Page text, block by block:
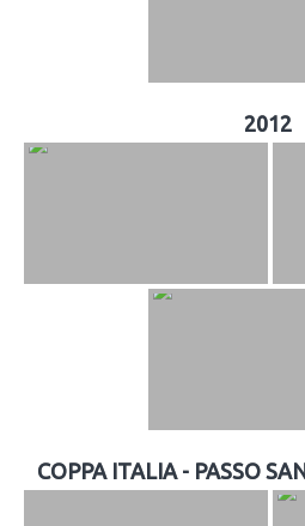
2012
COPPA ITALIA - PASSO